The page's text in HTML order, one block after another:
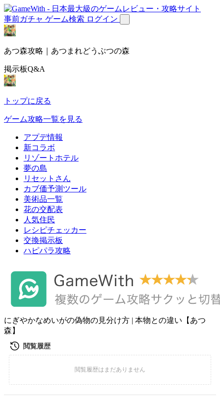
事前ガチャ ゲーム検索 ログイン
あつ森攻略｜あつまれどうぶつの森
掲示板Q&A
トップに戻る
ゲーム攻略一覧を見る
アプデ情報
新コラボ
リゾートホテル
夢の島
リセットさん
カブ価予測ツール
美術品一覧
花の交配表
人気住民
レシピチェッカー
交換掲示板
ハピパラ攻略
にぎやかなめいがの偽物の見分け方 | 本物との違い【あつ
森】